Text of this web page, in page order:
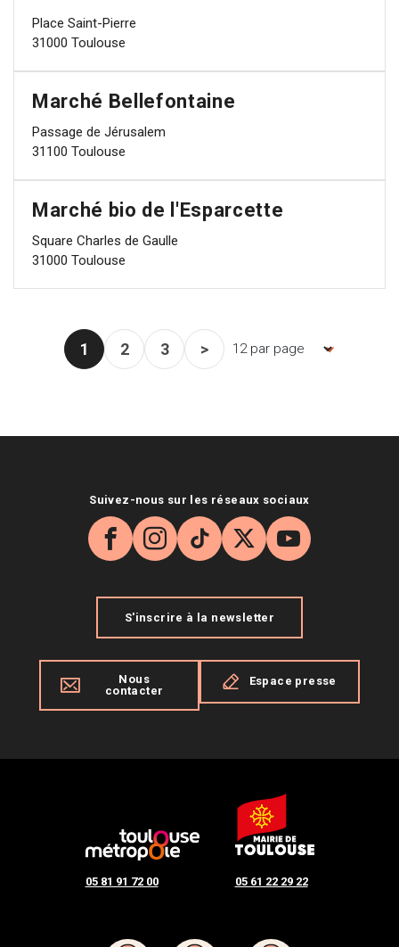
Place Saint-Pierre
31000 Toulouse
Marché Bellefontaine
Passage de Jérusalem
31100 Toulouse
Marché bio de l'Esparcette
Square Charles de Gaulle
31000 Toulouse
Page courante
1
Page
2
Page
3
Page suivante
>
Nombre d'items par page, la
05 81 91 72 00 05 61 22 29 22
Suivez-nous sur les réseaux sociaux
Facebook
Instagram
TikTok
X YouTube
S'inscrire à la newsletter
Nous
contacter
Espace presse